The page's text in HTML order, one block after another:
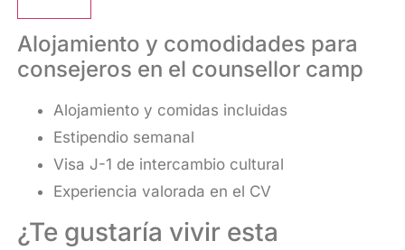
Alojamiento y comodidades para
consejeros en el counsellor camp
Alojamiento y comidas incluidas
Estipendio semanal
Visa J-1 de intercambio cultural
Experiencia valorada en el CV
¿Te gustaría vivir esta